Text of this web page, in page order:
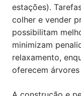
estações).
colher e vender
possibilitam
minimizam
relaxamento,
oferecem